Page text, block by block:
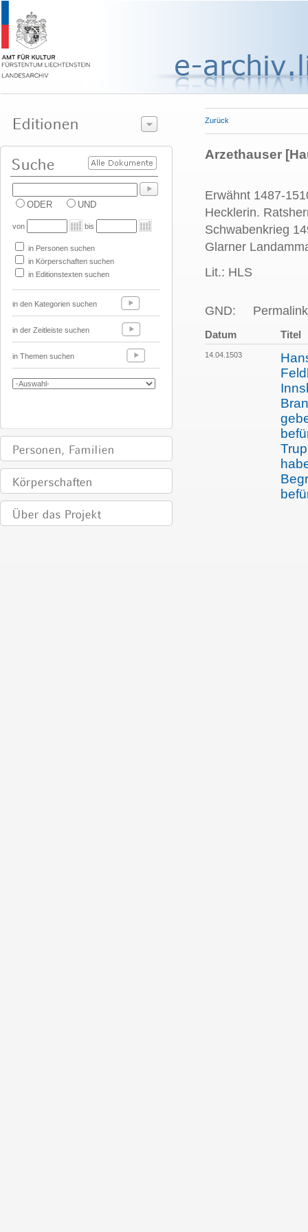
ODER UND
von bis
in Personen suchen
in Körperschaften suchen
in Editionstexten suchen
in den Kategorien suchen
in der Zeitleiste suchen
in Themen suchen
Zurück
Arzethauser
Erwähnt 1487-
Hecklerin.
Schwabenkrieg
Glarner
Lit.: HLS
GND:
Datum Titel
14.04.1503